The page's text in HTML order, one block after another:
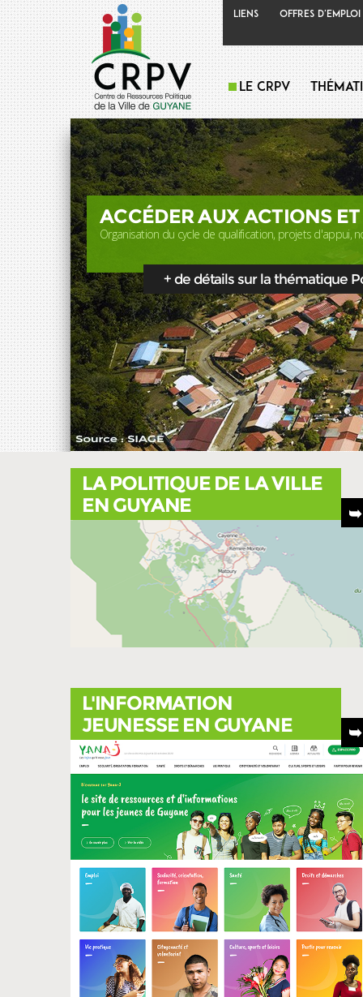
Liens Offres d'emploi
Le CRPV
ACCÉDER AUX ACTIONS
Organisation du cycle de qualification, projets d'appui,
+ de détails sur la thématique
LA POLITIQUE DE LA VILLE
EN GUYANE
L'INFORMATION
JEUNESSE EN GUYANE